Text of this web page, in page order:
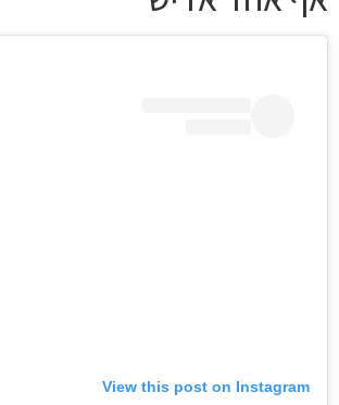
View this post on Instagram